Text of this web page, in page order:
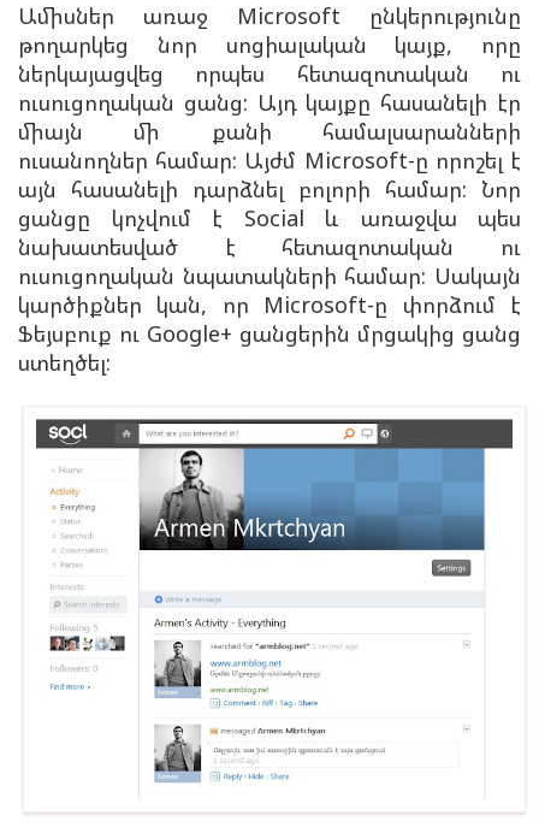
Ամիսներ առաջ Microsoft ընկերությունը
թողարկեց նոր սոցիալական կայք, որը
ներկայացվեց որպես հետազոտական ու
ուսուցողական ցանց: Այդ կայքը հասանելի էր
միայն մի քանի համալսարանների
ուսանողներ համար: Այժմ Microsoft-ը որոշել է
այն հասանելի դարձնել բոլորի համար: Նոր
ցանցը կոչվում է Social և առաջվա պես
նախատեսված է հետազոտական ու
ուսուցողական նպատակների համար: Սակայն
կարծիքներ կան, որ Microsoft-ը փորձում է
Ֆեյսբուք ու Google+ ցանցերին մրցակից ցանց
ստեղծել: